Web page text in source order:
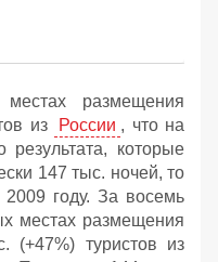
размещения
из
России , что на
которые
147 тыс. ночей, то
году. За восемь
местах размещения
(+47%) туристов из